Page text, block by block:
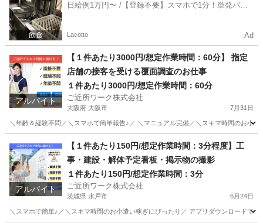
日給例1万円〜 /【登録不要】スマホで1分！単発バイ
Lacotto Ad
アルバイト
【１件あたり3000円/想定作業時間：60分】 指定
店舗の接客を受ける覆面調査のお仕事
１件あたり3000円/想定作業時間：60分
ご近所ワーク株式会社
大阪府 大阪市 7月31日
＼年齢＆経験不問／＼スマホで簡単報告♪／ ＼マニュアル完備／＼スキマ時間のお小
その他
アルバイト
【１件あたり150円/想定作業時間：3分程度】工
事・建設・解体予定看板・掲示物の撮影
１件あたり150円/想定作業時間：3分
ご近所ワーク株式会社
茨城県 水戸市 6月24日
＼スマホで簡単♪／＼スキマ時間のお小遣い稼ぎにぴったり／ アプリダウンロードで